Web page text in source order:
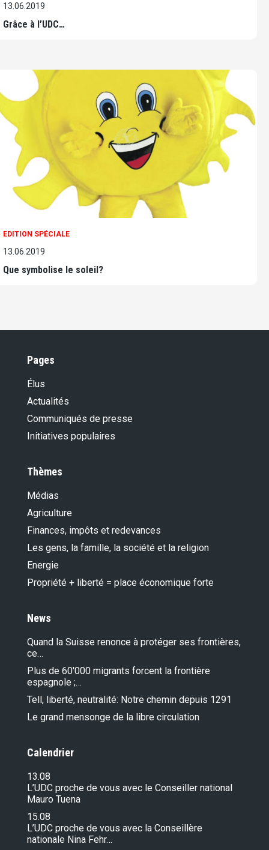
13.06.2019
Grâce à l’UDC…
EDITION SPÉCIALE
13.06.2019
Que symbolise le soleil?
Pages
Élus
Actualités
Communiqués de presse
Initiatives populaires
Thèmes
Médias
Agriculture
Finances, impôts et redevances
Les gens, la famille, la société et la religion
Energie
Propriété + liberté = place économique forte
News
Quand la Suisse renonce à protéger ses frontières,
ce…
Plus de 60'000 migrants forcent la frontière
espagnole ;…
Tell, liberté, neutralité: Notre chemin depuis 1291
Le grand mensonge de la libre circulation
Calendrier
13.08
L’UDC proche de vous avec le Conseiller national
Mauro Tuena
15.08
L’UDC proche de vous avec la Conseillère
nationale Nina Fehr…